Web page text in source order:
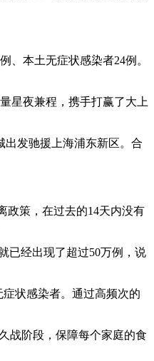
、本土无症状感染者24例。
星夜兼程，携手打赢了大上
出发驰援上海浦东新区。合
政策，在过去的14天内没有
已经出现了超过50万例，说
状感染者。通过高频次的
战阶段，保障每个家庭的食